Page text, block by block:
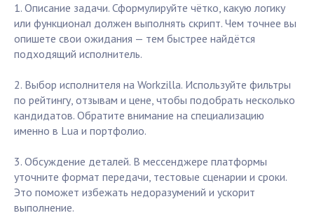
1. Описание задачи. Сформулируйте чётко, какую логику
или функционал должен выполнять скрипт. Чем точнее вы
опишете свои ожидания — тем быстрее найдётся
подходящий исполнитель.
2. Выбор исполнителя на Workzilla. Используйте фильтры
по рейтингу, отзывам и цене, чтобы подобрать несколько
кандидатов. Обратите внимание на специализацию
именно в Lua и портфолио.
3. Обсуждение деталей. В мессенджере платформы
уточните формат передачи, тестовые сценарии и сроки.
Это поможет избежать недоразумений и ускорит
выполнение.